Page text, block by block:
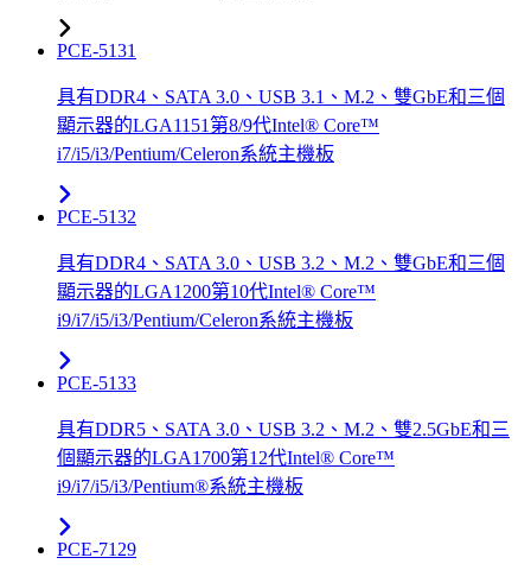
PCE-5131
具有DDR4、SATA 3.0、USB 3.1、M.2、雙GbE和三個
顯示器的LGA1151第8/9代Intel® Core™
i7/i5/i3/Pentium/Celeron系統主機板
PCE-5132
具有DDR4、SATA 3.0、USB 3.2、M.2、雙GbE和三個
顯示器的LGA1200第10代Intel® Core™
i9/i7/i5/i3/Pentium/Celeron系統主機板
PCE-5133
具有DDR5、SATA 3.0、USB 3.2、M.2、雙2.5GbE和三
個顯示器的LGA1700第12代Intel® Core™
i9/i7/i5/i3/Pentium®系統主機板
PCE-7129